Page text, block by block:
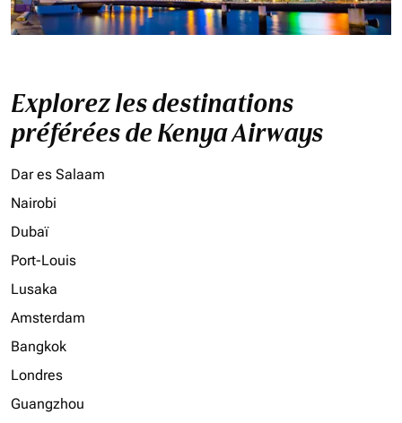
Explorez les destinations
préférées de Kenya Airways
Dar es Salaam
Nairobi
Dubaï
Port-Louis
Lusaka
Amsterdam
Bangkok
Londres
Guangzhou